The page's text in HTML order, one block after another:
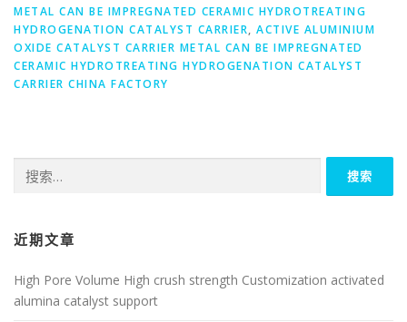
METAL CAN BE IMPREGNATED CERAMIC HYDROTREATING
HYDROGENATION CATALYST CARRIER, ACTIVE ALUMINIUM
OXIDE CATALYST CARRIER METAL CAN BE IMPREGNATED
CERAMIC HYDROTREATING HYDROGENATION CATALYST
CARRIER CHINA FACTORY
索：
近期文章
High Pore Volume High crush strength Customization activated
alumina catalyst support